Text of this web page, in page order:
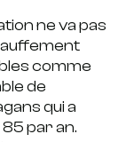
ne va pas
comme
de
qui a
par an.